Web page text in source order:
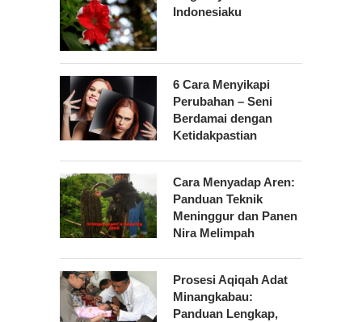
Indonesiaku
6 Cara Menyikapi
Perubahan – Seni
Berdamai dengan
Ketidakpastian
Cara Menyadap Aren:
Panduan Teknik
Meninggur dan Panen
Nira Melimpah
Prosesi Aqiqah Adat
Minangkabau:
Panduan Lengkap,